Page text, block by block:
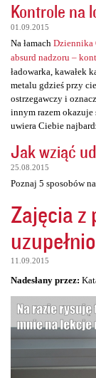
Kontrole na
01.09.2015
Na łamach Dziennika
absurd nadzoru –
ładowarka, kawałek
metalu gdzieś przy
ostrzegawczy i
innym razem okazuje
uwiera Ciebie
Jak wziąć
25.08.2015
Poznaj 5 sposobów
Zajęcia z
11.09.2015
Nadesłany przez: